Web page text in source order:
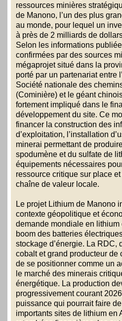
ressources minières
de Manono, l’un des plus
au monde, pour lequel un
à près de 2 milliards de
Selon les informations
confirmées par des sources
mégaprojet situé dans la
porté par un partenariat entre
Société nationale des
(Cominière) et le géant
fortement impliqué dans le
développement du site. Ce
financer la construction des
d’exploitation, l’installation
minerai permettant de
spodumène et du sulfate de
équipements nécessaires
ressource critique sur place
chaîne de valeur locale.
Le projet Lithium de Manono
contexte géopolitique et
demande mondiale en
boom des batteries
stockage d’énergie. La RDC,
cobalt et grand producteur de
de se positionner comme un
le marché des minerais
énergétique. La production
progressivement courant
puissance qui pourrait faire
importants sites de lithium en